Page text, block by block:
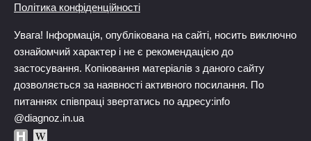
Політика конфіденційності
Увага! Інформація, опублікована на сайті, носить виключно
ознайомчий характер і не є рекомендацією до
застосування. Копіювання матеріалів з даного сайту
дозволяється за наявності активного посилання. По
питаннях співпраці звертатись по адресу:info
@diagnoz.in.ua